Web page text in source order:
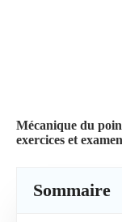
Mécanique du
exercices et
Sommaire